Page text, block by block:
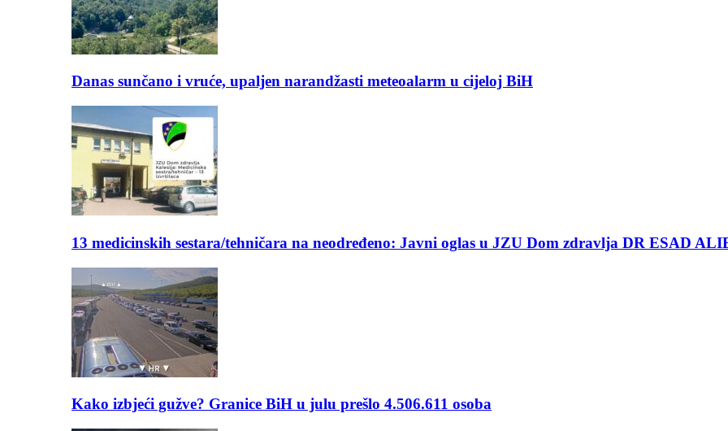
Danas sunčano i vruće, upaljen narandžasti meteoalarm u cijeloj BiH
13 medicinskih sestara/tehničara na neodređeno: Javni oglas u JZU Dom zdravlja DR ESAD
Kako izbjeći gužve? Granice BiH u julu prešlo 4.506.611 osoba